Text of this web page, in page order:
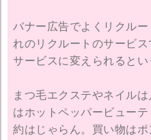
バナー広告でよくリクル
れのリクルートのサービ
サービスに変えられるとい
まつ毛エクステやネイル
はホットペッパービュー
約はじゃらん。買い物は